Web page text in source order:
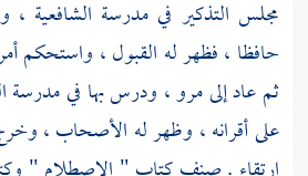
مجلس التذكير في مدرسة الشافعية
حافظا ، فظهر له القبول ، واستحكم
ثم عاد إلىمرو، ودرس بها في مدرسة
على أقرانه ، وظهر له الأصحاب ،